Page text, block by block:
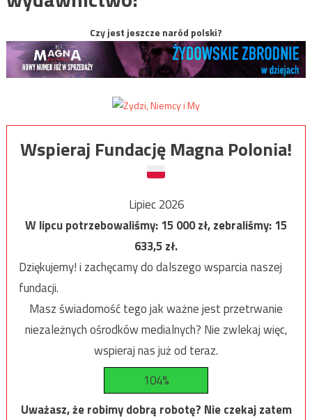
Czy jest jeszcze naród polski?
Wspieraj Fundację Magna Polonia!
Lipiec 2026
W lipcu potrzebowaliśmy:15 000zł, zebraliśmy:15
633,5zł.
Dziękujemy! i zachęcamy do dalszego wsparcia naszej
fundacji.
Masz świadomość tego jak ważne jest przetrwanie
niezależnych ośrodków medialnych? Nie zwlekaj więc,
wspieraj nas już od teraz.
104%
Uważasz, że robimy dobrą robotę? Nie czekaj zatem